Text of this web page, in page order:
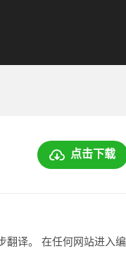
点击下载
翻译。 在任何网站进入编